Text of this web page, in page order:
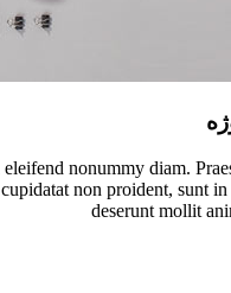
nonummy diam.
non proident, sunt
deserunt mollit